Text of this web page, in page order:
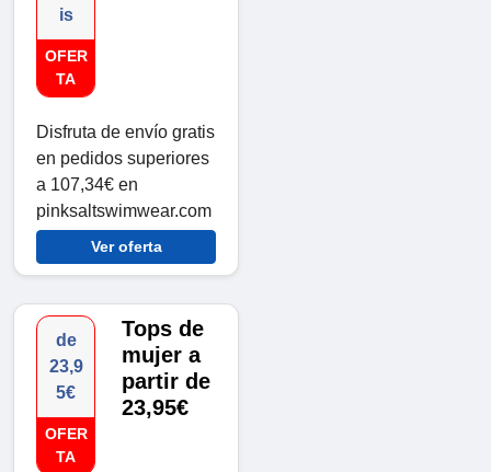
is
OFER
TA
Disfruta de envío gratis
en pedidos superiores
a 107,34€ en
pinksaltswimwear.com
Ver oferta
de
23,9
5€
OFER
TA
Tops de
mujer a
partir de
23,95€